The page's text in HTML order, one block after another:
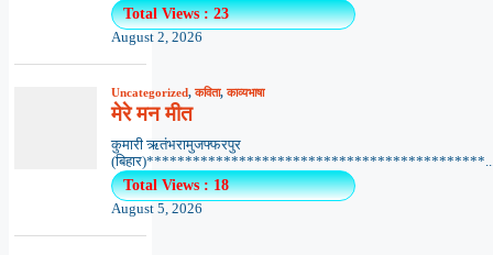
Total Views : 23
August 2, 2026
Uncategorized,कविता,काव्यभाषा
मेरे मन मीत
कुमारी ऋतंभरामुजफ्फरपुर
Total Views : 18
August 5, 2026